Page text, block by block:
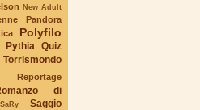
New Adult
Pandora
Polyfilo
Pythia Quiz
Reportage
di
SaRy Saggio